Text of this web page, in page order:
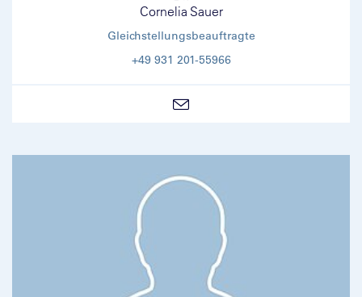
Cornelia Sauer
Gleichstellungsbeauftragte
+49 931 201-55966